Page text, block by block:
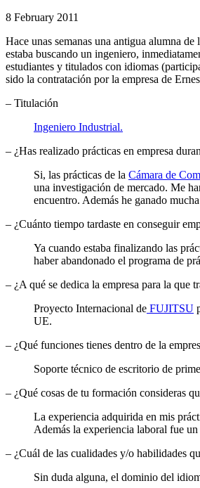
8 February 2011
Hace unas semanas una antigua alumna
estaba buscando un ingeniero,
estudiantes y titulados con idiomas
sido la contratación por la empresa de
– Titulación
Ingeniero Industrial.
– ¿Has realizado prácticas en empresa
Si, las prácticas de la Cámara de
una investigación de mercado. Me
encuentro. Además he ganado
– ¿Cuánto tiempo tardaste en conseguir
Ya cuando estaba finalizando las
haber abandonado el programa de
– ¿A qué se dedica la empresa para la que
Proyecto Internacional de FUJITSU
UE.
– ¿Qué funciones tienes dentro de la
Soporte técnico de escritorio de
– ¿Qué cosas de tu formación consideras
La experiencia adquirida en mis
Además la experiencia laboral fue
– ¿Cuál de las cualidades y/o habilidades
Sin duda alguna, el dominio del